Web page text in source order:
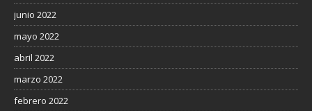
junio 2022
mayo 2022
abril 2022
marzo 2022
febrero 2022